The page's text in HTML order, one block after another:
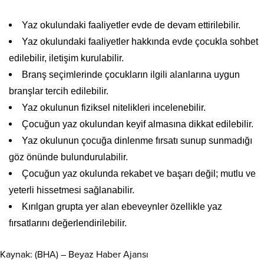
Yaz okulundaki faaliyetler evde de devam ettirilebilir.
Yaz okulundaki faaliyetler hakkında evde çocukla sohbet
edilebilir, iletişim kurulabilir.
Branş seçimlerinde çocukların ilgili alanlarına uygun
branşlar tercih edilebilir.
Yaz okulunun fiziksel nitelikleri incelenebilir.
Çocuğun yaz okulundan keyif almasına dikkat edilebilir.
Yaz okulunun çocuğa dinlenme fırsatı sunup sunmadığı
göz önünde bulundurulabilir.
Çocuğun yaz okulunda rekabet ve başarı değil; mutlu ve
yeterli hissetmesi sağlanabilir.
Kırılgan grupta yer alan ebeveynler özellikle yaz
fırsatlarını değerlendirilebilir.
Kaynak: (BHA) – Beyaz Haber Ajansı